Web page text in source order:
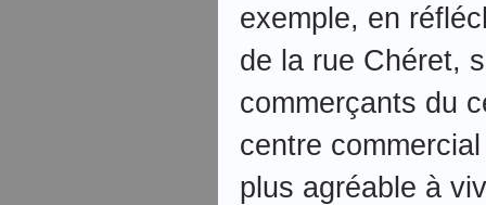
exemple, en
de la rue Chéret,
commerçants du
centre
plus agréable à